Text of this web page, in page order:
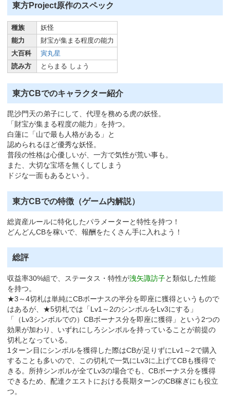
東方Project原作のスペック
種族
妖怪
能力
財宝が集まる程度の能力
大百科
寅丸星
読み方
とらまる しょう
東方CBでのキャラクター紹介
毘沙門天の弟子にして、代理を務める虎の妖怪。
「財宝が集まる程度の能力」を持つ。
白蓮に「山で最も人格がある」と
認められるほど優秀な妖怪。
普段の性格は心優しいが、一方で気性が荒い事も。
また、大切な宝塔を無くしてしまう
ドジな一面もあるという。
東方CBでの特徴（ゲーム内解説）
総資産ルールに特化したパラメーターと特性を持つ！
どんどんCBを稼いで、報酬をたくさん手に入れよう！
総評
収益率30%組で、ステータス・特性が洩矢諏訪子と類似した性能
を持つ。
★3～4切札は単純にCBボーナスの半分を即座に獲得というもので
はあるが、★5切札では「Lv1～2のシンボルをLv3にする」
「（Lv3シンボルでの）CBボーナス分を即座に獲得」という2つの
効果が加わり、いずれにしろシンボルを持っていることが前提の
切札となっている。
1ターン目にシンボルを獲得した際はCBが足りずにLv1～2で購入
することも多いので、この切札で一気にLv3に上げてCBも獲得で
きる。所持シンボルが全てLv3の場合でも、CBボーナス分を獲得
できるため、配達クエストにおける長期ターンのCB稼ぎにも役立
つ。